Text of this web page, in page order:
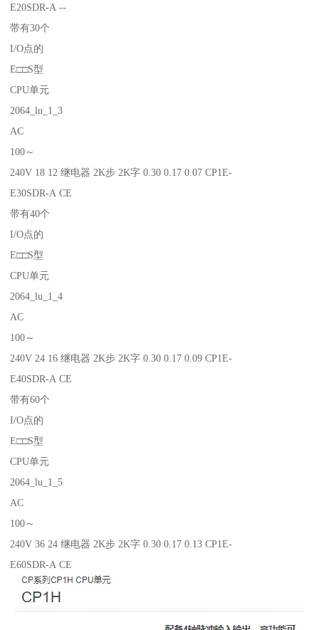
E20SDR-A --
带有30个
I/O点的
E□□S型
CPU单元
2064_lu_1_3
AC
100～
240V 18 12 继电器 2K步 2K字 0.30 0.17 0.07 CP1E-
E30SDR-A CE
带有40个
I/O点的
E□□S型
CPU单元
2064_lu_1_4
AC
100～
240V 24 16 继电器 2K步 2K字 0.30 0.17 0.09 CP1E-
E40SDR-A CE
带有60个
I/O点的
E□□S型
CPU单元
2064_lu_1_5
AC
100～
240V 36 24 继电器 2K步 2K字 0.30 0.17 0.13 CP1E-
E60SDR-A CE